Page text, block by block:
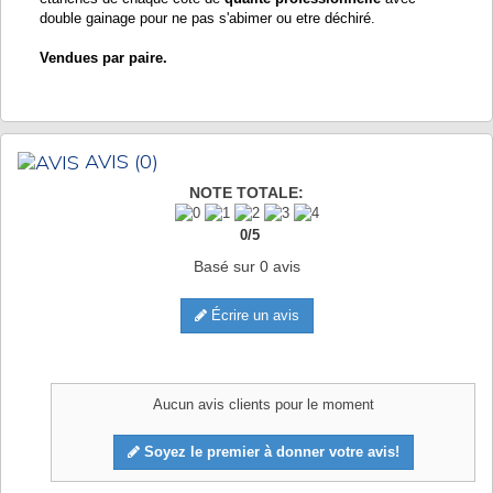
double gainage pour ne pas s'abimer ou etre déchiré.
Vendues par paire.
AVIS (0)
NOTE TOTALE:
0/5
Basé sur 0avis
Écrire un avis
Aucun avis clients pour le moment
Soyez le premier à donner votre avis!